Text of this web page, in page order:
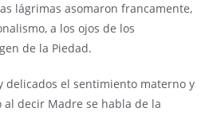
lágrimas asomaron francamente,
a los ojos de los
de la Piedad.
delicados el sentimiento materno y
al decir Madre se habla de la